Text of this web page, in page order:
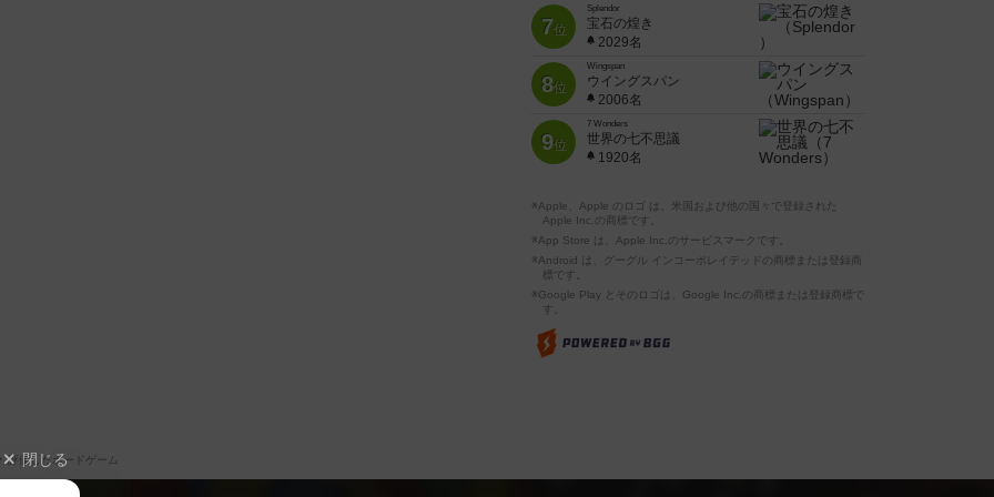
7位
Splendor
宝石の煌き
2029名
8位
Wingspan
ウイングスパン
2006名
9位
7 Wonders
世界の七不思議
1920名
※Apple、Apple のロゴ は、米国および他の国々で登録された
Apple Inc.の商標です。
※App Store は、Apple Inc.のサービスマークです。
※Android は、グーグル インコーポレイテッドの商標または登録商
標です。
※Google Play とそのロゴは、Google Inc.の商標または登録商標で
す。
評価したボードゲーム
閉じる